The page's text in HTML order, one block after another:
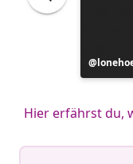
Beitrag
Hier erfährst du,